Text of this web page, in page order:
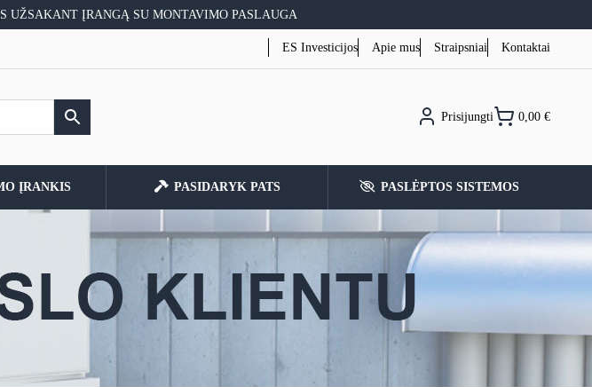
UŽSAKANT ĮRANGĄ SU MONTAVIMO PASLAUGA
ES Investicijos Apie mus Straipsniai Kontaktai
Prisijungti 0,00 €
ĮRANKIS PASIDARYK PATS PASLĖPTOS SISTEMOS